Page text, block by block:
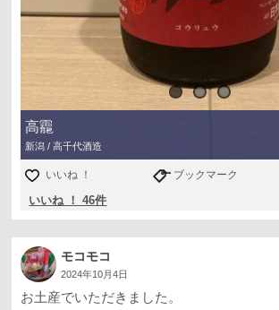
高龗
新潟 / 高千代酒造
いいね ！ ブックマーク
いいね ！ 46件
モコモコ
2024年10月4日
お土産でいただきました。